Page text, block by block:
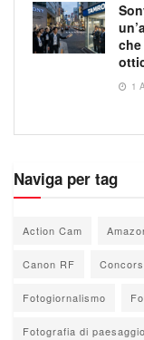
1
Naviga per tag
Action Cam
Canon RF
Fotogiornalismo
Fotografia di paesaggio